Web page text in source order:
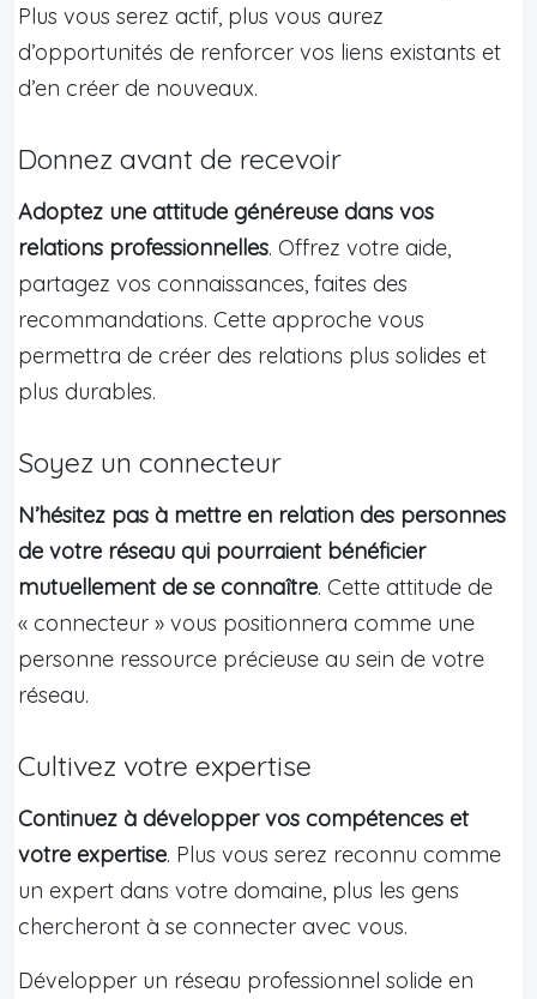
Plus vous serez actif, plus vous aurez
d’opportunités de renforcer vos liens existants et
d’en créer de nouveaux.
Donnez avant de recevoir
Adoptez une attitude généreuse dans vos
relations professionnelles. Offrez votre aide,
partagez vos connaissances, faites des
recommandations. Cette approche vous
permettra de créer des relations plus solides et
plus durables.
Soyez un connecteur
N’hésitez pas à mettre en relation des personnes
de votre réseau qui pourraient bénéficier
mutuellement de se connaître. Cette attitude de
« connecteur » vous positionnera comme une
personne ressource précieuse au sein de votre
réseau.
Cultivez votre expertise
Continuez à développer vos compétences et
votre expertise. Plus vous serez reconnu comme
un expert dans votre domaine, plus les gens
chercheront à se connecter avec vous.
Développer un réseau professionnel solide en